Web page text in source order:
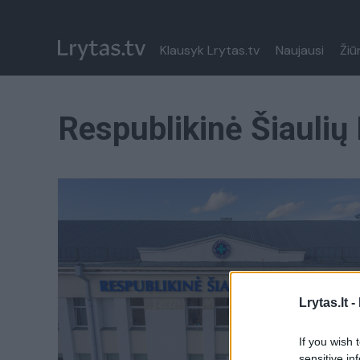
Lrytas.lt -
If you wish
Klausyk Lrytas.tv Naujausi
Respublikinė Šiaulių